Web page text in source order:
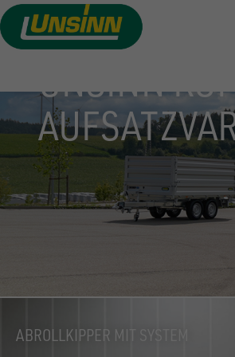
Direkt
zum
InhaltUNSINN
ABROLLKIPPER MIT SYSTEM